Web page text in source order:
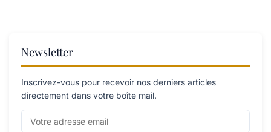
Newsletter
Inscrivez-vous pour recevoir nos derniers articles
directement dans votre boîte mail.